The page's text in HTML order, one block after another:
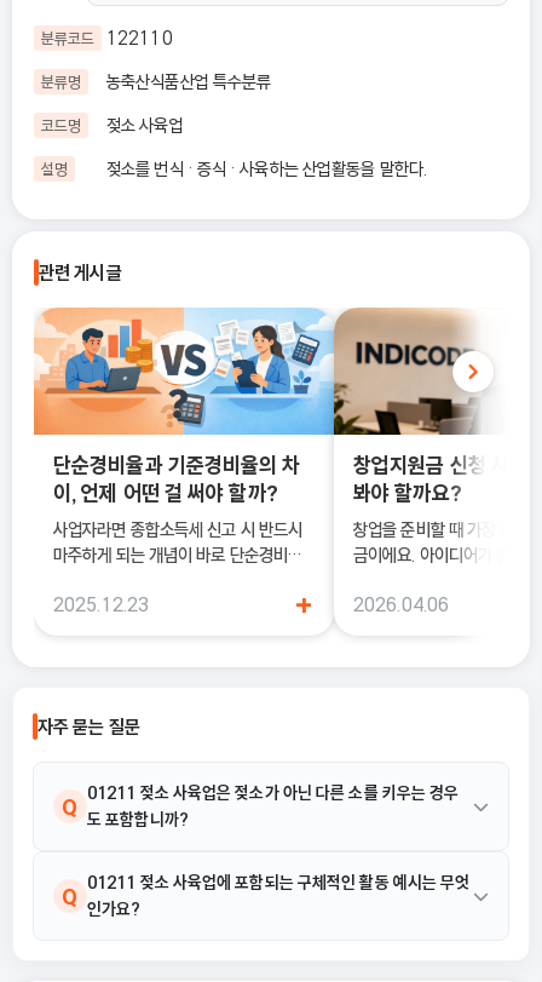
분류코드 122110
분류명 농축산식품산업 특수분류
코드명 젖소 사육업
설명 젖소를 번식 · 증식 · 사육하는 산업활동을 말한다.
관련 게시글
단순경비율과 기준경비율의 차
이, 언제 어떤 걸 써야 할까?
사업자라면 종합소득세 신고 시 반드시
마주하게 되는 개념이 바로 단순경비율
에서는 이 두 가지의 차이를 정확히 이해
경비율의 개념부터, 어떤 경우에 어떤 방
으로 정리합니다.
2025.12.23 +
창업지원금 신청 사이
봐야 할까요?
창업을 준비할 때 가장 큰 고
금이에요. 아이디어가 좋아
이럴 때 도움이 되는 것이 바
2026.04.06
자주 묻는 질문
Q
01211 젖소 사육업은 젖소가 아닌 다른 소를 키우는 경우
도 포함합니까?
A 아니요. 01211 젖소 사육업은 우유를 생산하기 위하여 젖소를 사
육하는 산업활동으로 한정되며, 다른 소를 키우는 활동은 포함되지
Q
01211 젖소 사육업에 포함되는 구체적인 활동 예시는 무엇
인가요?